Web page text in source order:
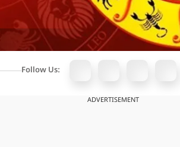
Follow Us:
ADVERTISEMENT